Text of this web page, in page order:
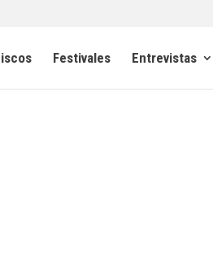
Festivales Entrevistas